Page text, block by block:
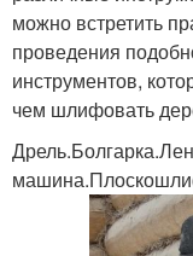
можно встретить
проведения
инструментов,
чем шлифовать